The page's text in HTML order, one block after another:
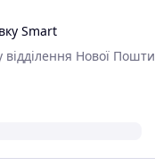
Smart
Нової Пошти